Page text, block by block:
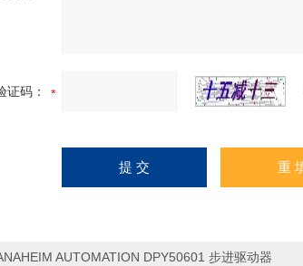
证码：
AUTOMATION DPY50601 步进驱动器